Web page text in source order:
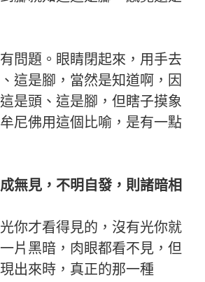
問題。眼睛閉起來，用手去
這是腳，當然是知道啊，因
是頭、這是腳，但瞎子摸象
尼佛用這個比喻，是有一點
無見，不明自發，則諸暗相
你才看得見的，沒有光你就
片黑暗，肉眼都看不見，但
出來時，真正的那一種